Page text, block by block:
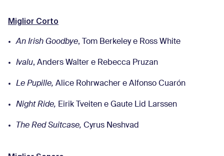
Miglior Corto
An Irish Goodbye, Tom Berkeley e Ross White
Ivalu, Anders Walter e Rebecca Pruzan
Le Pupille, Alice Rohrwacher e Alfonso Cuarón
Night Ride, Eirik Tveiten e Gaute Lid Larssen
The Red Suitcase, Cyrus Neshvad